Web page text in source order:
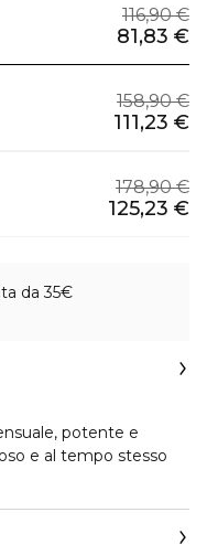
116,90 €
81,83 €
158,90 €
111,23 €
178,90 €
125,23 €
da 35€
potente e
e al tempo stesso